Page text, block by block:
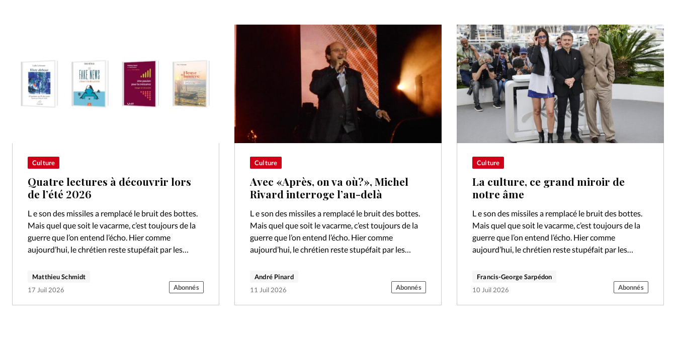
Culture
Quatre lectures à découvrir lors
de l’été 2026
L e son des missiles a remplacé le bruit des bottes.
Mais quel que soit le vacarme, c’est toujours de la
guerre que l’on entend l’écho. Hier comme
aujourd’hui, le chrétien reste stupéfait par les…
Matthieu Schmidt
17 Juil 2026
Abonnés
Culture
Avec «Après, on va où?», Michel
Rivard interroge l’au-delà
L e son des missiles a remplacé le bruit des bottes.
Mais quel que soit le vacarme, c’est toujours de la
guerre que l’on entend l’écho. Hier comme
aujourd’hui, le chrétien reste stupéfait par les…
André Pinard
11 Juil 2026
Abonnés
Culture
La culture, ce grand miroir de
notre âme
L e son des missiles a remplacé le bruit des bottes.
Mais quel que soit le vacarme, c’est toujours de la
guerre que l’on entend l’écho. Hier comme
aujourd’hui, le chrétien reste stupéfait par les…
Francis-George Sarpédon
10 Juil 2026
Abonnés